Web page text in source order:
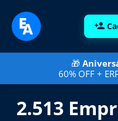
🎁
60% OFF +
2.513